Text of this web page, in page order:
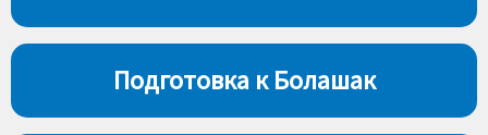
Подготовка к Болашак